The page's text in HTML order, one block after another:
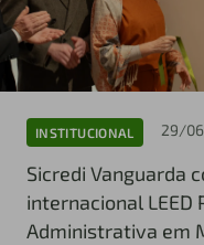
INSTITUCIONAL 29/
Sicredi Vanguarda
internacional LEED
Administrativa em